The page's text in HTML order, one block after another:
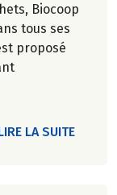
Biocoop
tous ses
proposé
LA SUITEDE